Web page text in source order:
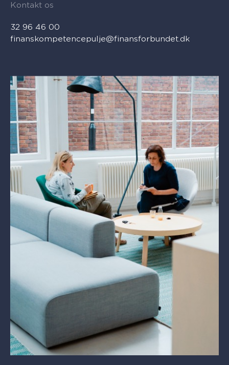
Kontakt os
32 96 46 00
finanskompetencepulje@finansforbundet.dk